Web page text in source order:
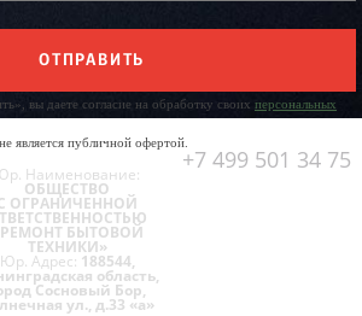
ОТПРАВИТЬ
вы даете согласие на обработку своих персональных
является публичной офертой.
+7 499 501 34 75
Наименование:
ОБЩЕСТВО
ОГРАНИЧЕННОЙ
БЫТОВОЙ
ТЕХНИКИ»
Юр. Адрес: 188544,
область,
Сосновый Бор,
ул., д.33 «а»